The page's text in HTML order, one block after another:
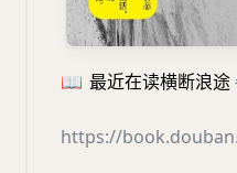
📖 最近在读横断浪途
https://